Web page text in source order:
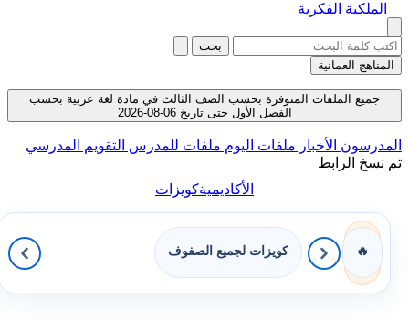
الملكية الفكرية
بحث
المناهج العمانية
جميع الملفات المتوفرة بحسب الصف الثالث في مادة لغة عربية بحسب
الفصل الأول حتى تاريخ 06-08-2026
المدرسون الأخبار ملفات اليوم ملفات للمدرس التقويم المدرسي
تم نسخ الرابط
الأكاديميةكويزات
🔥 كويزات لجميع الصفوف